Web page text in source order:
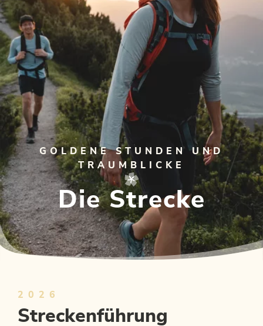
GOLDENE STUNDEN UND
TRAUMBLICKE
Die Strecke
2026
Streckenführung